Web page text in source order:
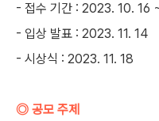
- 접수 기간 : 2023. 10. 16
- 입상 발표 : 2023. 11. 14
- 시상식 : 2023. 11. 18
◎ 공모 주제